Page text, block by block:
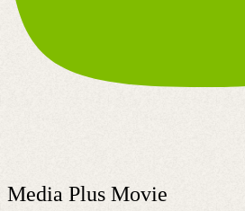
Media Plus Movie